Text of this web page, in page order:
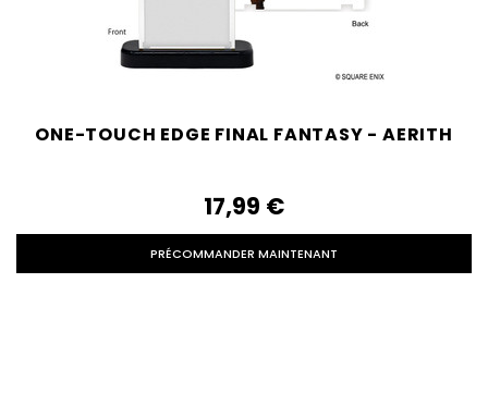
ONE-TOUCH EDGE FINAL FANTASY - AERITH
17,99‎ ‎€
PRÉCOMMANDER MAINTENANT